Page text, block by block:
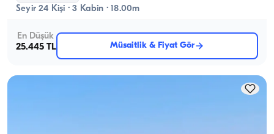
Seyir 24 Kişi · 3 Kabin · 18.00m
En Düşük
25.445 TL
Müsaitlik & Fiyat Gör